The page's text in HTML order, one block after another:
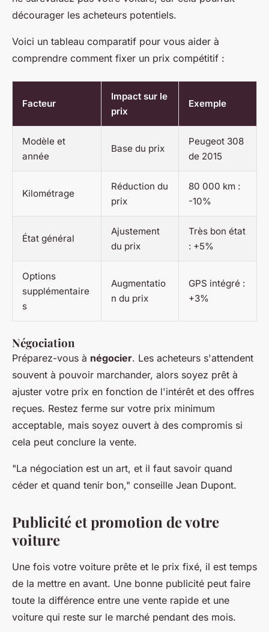
décourager les acheteurs potentiels.
Voici un tableau comparatif pour vous aider à
comprendre comment fixer un prix compétitif :
Facteur
Impact sur le
prix
Exemple
Modèle et
année
Base du prix
Peugeot 308
de 2015
Kilométrage
Réduction du
prix
80 000 km :
-10%
État général
Ajustement
du prix
Très bon état
: +5%
Options
supplémentaire
s
Augmentatio
n du prix
GPS intégré :
+3%
Négociation
Préparez-vous à négocier. Les acheteurs s'attendent
souvent à pouvoir marchander, alors soyez prêt à
ajuster votre prix en fonction de l'intérêt et des offres
reçues. Restez ferme sur votre prix minimum
acceptable, mais soyez ouvert à des compromis si
cela peut conclure la vente.
"La négociation est un art, et il faut savoir quand
céder et quand tenir bon," conseille Jean Dupont.
Publicité et promotion de votre
voiture
Une fois votre voiture prête et le prix fixé, il est temps
de la mettre en avant. Une bonne publicité peut faire
toute la différence entre une vente rapide et une
voiture qui reste sur le marché pendant des mois.